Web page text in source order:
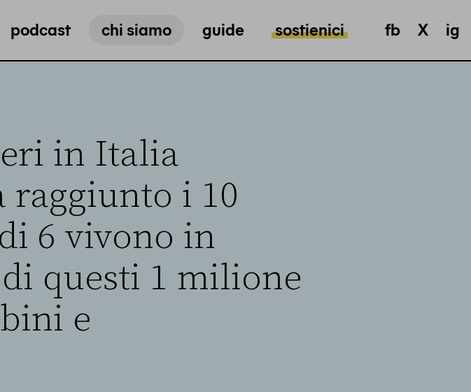
podcast chi siamo guide sostienici fb X ig
in Italia
raggiunto i 10
6 vivono in
questi 1 milione
e